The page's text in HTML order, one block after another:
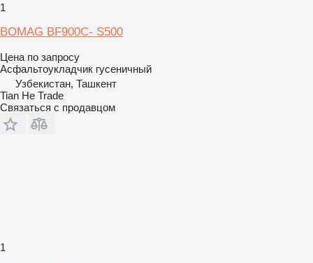
1
BOMAG BF900C- S500
Цена по запросу
Асфальтоукладчик гусеничный
Узбекистан, Ташкент
Tian He Trade
Связаться с продавцом
1